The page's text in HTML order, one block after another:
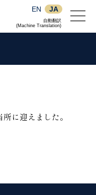
EN JA
自動翻訳
(Machine Translation)
に迎えました。